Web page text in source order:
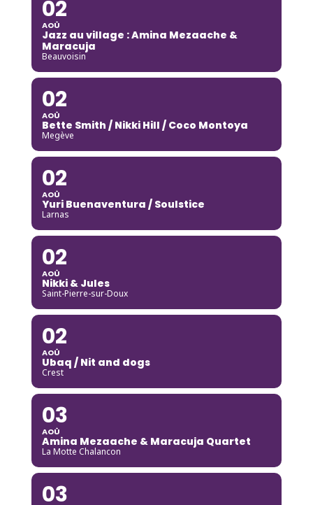
02
AOÛ
Jazz au village : Amina Mezaache &
Maracuja
Beauvoisin
02
AOÛ
Bette Smith / Nikki Hill / Coco Montoya
Megève
02
AOÛ
Yuri Buenaventura / Soulstice
Larnas
02
AOÛ
Nikki & Jules
Saint-Pierre-sur-Doux
02
AOÛ
Ubaq / Nit and dogs
Crest
03
AOÛ
Amina Mezaache & Maracuja Quartet
La Motte Chalancon
03